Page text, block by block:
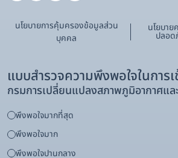
นโยบายการคุ้มครองข้อมูลส่วน
บุคคล
นโยบาย
ปลอด
แบบสำรวจความพึงพอใจในการเ
กรมการเปลี่ยนแปลงสภาพภูมิอากาศแ
พึงพอใจมากที่สุด
พึงพอใจมาก
พึงพอใจปานกลาง